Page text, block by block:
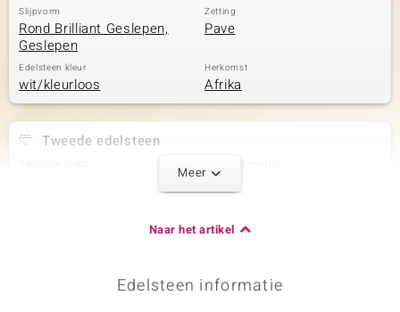
Slijpvorm
Rond Brilliant Geslepen,
Geslepen
Zetting
Pave
Edelsteen kleur
wit/kleurloos
Herkomst
Afrika
Tweede edelsteen
2 à 1,3 mm
Rond Brilliant Geslepen
Meer
Naar het artikel
Edelsteen informatie